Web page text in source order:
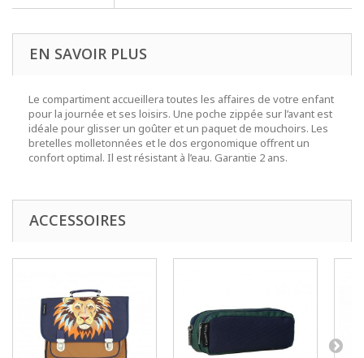
EN SAVOIR PLUS
Le compartiment accueillera toutes les affaires de votre enfant
pour la journée et ses loisirs. Une poche zippée sur l’avant est
idéale pour glisser un goûter et un paquet de mouchoirs. Les
bretelles molletonnées et le dos ergonomique offrent un
confort optimal. Il est résistant à l’eau. Garantie 2 ans.
ACCESSOIRES